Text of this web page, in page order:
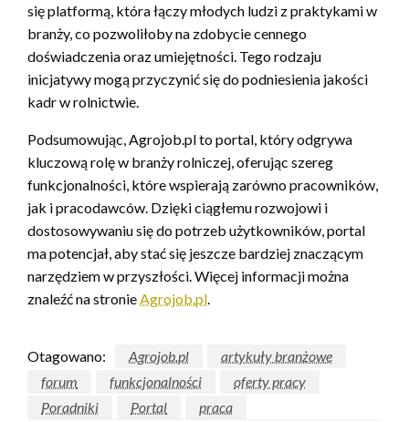
się platformą, która łączy młodych ludzi z praktykami w
branży, co pozwoliłoby na zdobycie cennego
doświadczenia oraz umiejętności. Tego rodzaju
inicjatywy mogą przyczynić się do podniesienia jakości
kadr w rolnictwie.
Podsumowując, Agrojob.pl to portal, który odgrywa
kluczową rolę w branży rolniczej, oferując szereg
funkcjonalności, które wspierają zarówno pracowników,
jak i pracodawców. Dzięki ciągłemu rozwojowi i
dostosowywaniu się do potrzeb użytkowników, portal
ma potencjał, aby stać się jeszcze bardziej znaczącym
narzędziem w przyszłości. Więcej informacji można
znaleźć na stronieAgrojob.pl.
Otagowano: Agrojob.pl
artykuły branżowe
forum
funkcjonalności
oferty pracy
Poradniki
Portal praca